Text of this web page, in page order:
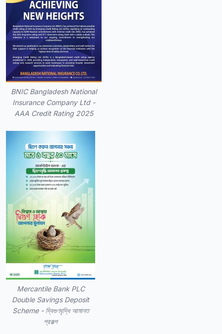
BNIC Bangladesh National
Insurance Company Ltd -
AAA Credit Rating 2025
Mercantile Bank PLC
Double Savings Deposit
Scheme - দ্বিগুণবৃদ্ধি আমানত
প্রকল্প